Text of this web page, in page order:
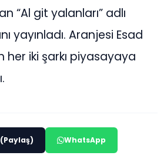
“Al git yalanları” adlı
yayınladı. Aranjesi Esad
her iki şarkı piyasayaya
WhatsApp